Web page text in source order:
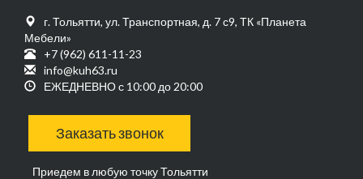
г. Тольятти, ул. Транспортная, д. 7 с9, ТК «Планета
Мебели»
+7 (962) 611-11-23
info@kuh63.ru
ЕЖЕДНЕВНО с 10:00 до 20:00
Заказать звонок
Приедем в любую точку Тольятти